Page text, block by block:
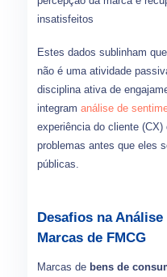
insatisfeitos
Estes dados sublinham
não é uma atividade
disciplina ativa de
integram análise de
experiência do cliente
problemas antes que eles
públicas.
Desafios na
Marcas de FMCG
Marcas de bens de